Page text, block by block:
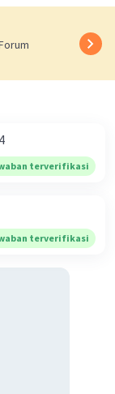
terverifikasi
terverifikasi